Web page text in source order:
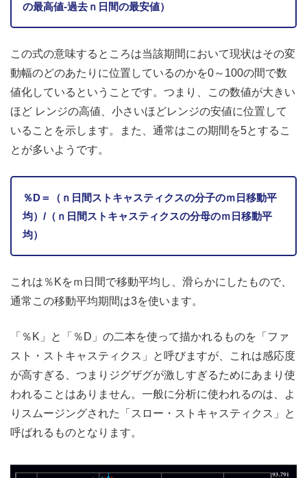
の最高値-過去ｎ日間の最安値）
この式の意味するところは当該期間において現状はその変
動幅のどのあたりに位置しているのかを0～100の間で数
値化しているということです。つまり、この数値が大きい
ほど レンジの高値、小さいほどレンジの安値に位置して
いることを示します。また、通常はこの期間を5とするこ
とが多いようです。
％D＝（ｎ日間ストキャスティクスの分子のｍ日移動平
均）/（ｎ日間ストキャスティクスの分母のｍ日移動平
均）
これは％Kをｍ日間で移動平均し、滑らかにしたもので、
通常この移動平均期間は3を使います。
「％K」と「％D」の二本を使って描かれるものを「ファ
スト・ストキャスティクス」と呼びますが、これは感応度
が高すぎる、つまりジグザグが激しすぎるためにあまり使
われることはありません。一般に分析に使われるのは、よ
りスムージングされた「スロー・ストキャスティクス」と
呼ばれるものとなります。